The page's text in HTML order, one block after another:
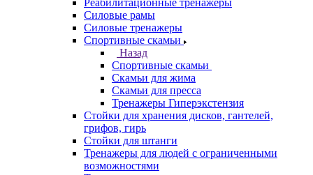
Реабилитационные тренажеры
Силовые рамы
Силовые тренажеры
Спортивные скамьи
Назад
Спортивные скамьи
Скамьи для жима
Скамьи для пресса
Тренажеры Гиперэкстензия
Стойки для хранения дисков, гантелей,
грифов, гирь
Стойки для штанги
Тренажеры для людей с ограниченными
возможностями